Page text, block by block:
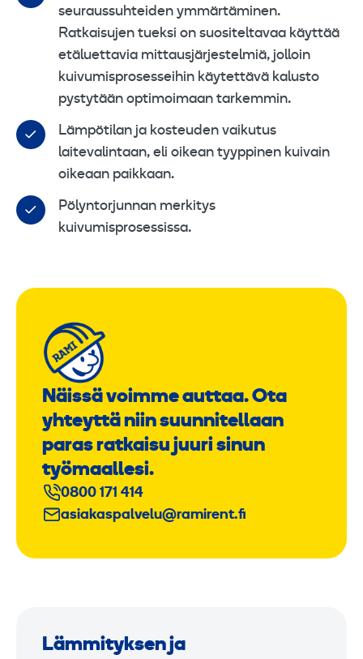
seuraussuhteiden ymmärtäminen.
Ratkaisujen tueksi on suositeltavaa käyttää
etäluettavia mittausjärjestelmiä, jolloin
kuivumisprosesseihin käytettävä kalusto
pystytään optimoimaan tarkemmin.
Lämpötilan ja kosteuden vaikutus
laitevalintaan, eli oikean tyyppinen kuivain
oikeaan paikkaan.
Pölyntorjunnan merkitys
kuivumisprosessissa.
Näissä voimme auttaa. Ota
yhteyttä niin suunnitellaan
paras ratkaisu juuri sinun
työmaallesi.
0800 171 414
asiakaspalvelu@ramirent.fi
Lämmityksen ja